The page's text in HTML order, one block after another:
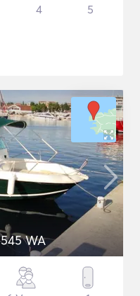
4 5
Jeanneau Cap Camarat 545 WA